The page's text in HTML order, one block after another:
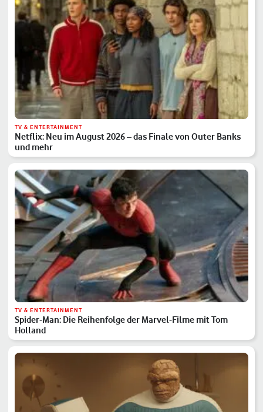
TV & ENTERTAINMENT
Netflix: Neu im August 2026 – das Finale von Outer Banks
und mehr
TV & ENTERTAINMENT
Spider-Man: Die Reihenfolge der Marvel-Filme mit Tom
Holland